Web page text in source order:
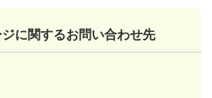
に関するお問い合わせ先